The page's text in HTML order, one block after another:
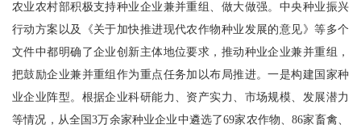
农业农村部积极支持种业企业兼并重组、做大做强。中央种业振兴
行动方案以及《关于加快推进现代农作物种业发展的意见》等多个
文件中都明确了企业创新主体地位要求，推动种业企业兼并重组，
把鼓励企业兼并重组作为重点任务加以布局推进。一是构建国家种
业企业阵型。根据企业科研能力、资产实力、市场规模、发展潜力
等情况，从全国3万余家种业企业中遴选了69家农作物、86家畜禽、